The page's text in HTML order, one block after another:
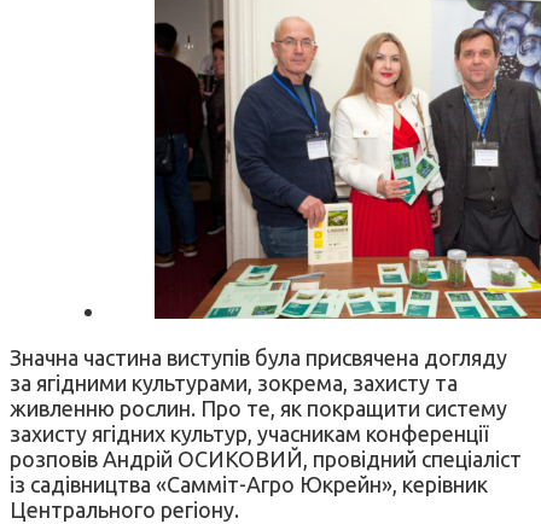
Значна частина виступів була присвячена догляду
за ягідними культурами, зокрема, захисту та
живленню рослин. Про те, як покращити систему
захисту ягідних культур, учасникам конференції
розповів Андрій ОСИКОВИЙ, провідний спеціаліст
із садівництва «Самміт-Агро Юкрейн», керівник
Центрального регіону.